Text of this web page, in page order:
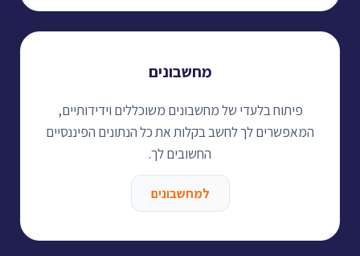
מחשבונים
פיתוח בלעדי של מחשבונים משוכללים וידידותיים,
המאפשרים לך לחשב בקלות את כל הנתונים הפיננסיים
החשובים לך.
למחשבונים